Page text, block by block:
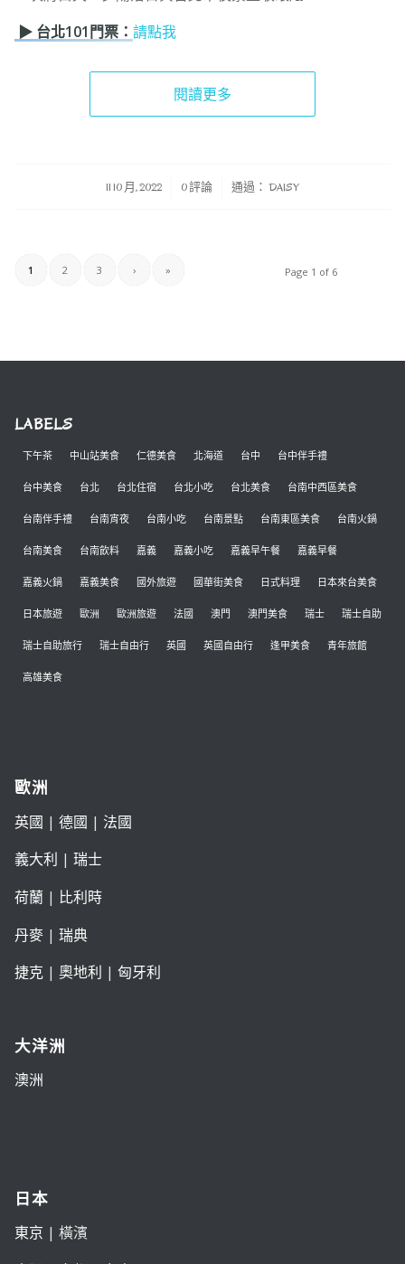
▶ 台北101門票： 請點我
閱讀更多
11 10 月, 2022
/ 0 評論 通過： DAISY
Page 1 of 6
1 2 3 › »
LABELS
下午茶 中山站美食 仁德美食 北海道 台中 台中伴手禮
台中美食 台北 台北住宿 台北小吃 台北美食 台南中西區美食
台南伴手禮 台南宵夜 台南小吃 台南景點 台南東區美食 台南火鍋
台南美食 台南飲料 嘉義 嘉義小吃 嘉義早午餐 嘉義早餐
嘉義火鍋 嘉義美食 國外旅遊 國華街美食 日式料理 日本來台美食
日本旅遊 歐洲 歐洲旅遊 法國 澳門 澳門美食 瑞士 瑞士自助
瑞士自助旅行 瑞士自由行 英國 英國自由行 逢甲美食 青年旅館
高雄美食
歐洲
英國 | 德國 | 法國
義大利 | 瑞士
荷蘭| 比利時
丹麥| 瑞典
捷克| 奧地利 | 匈牙利
大洋洲
澳洲
日本
東京 | 橫濱